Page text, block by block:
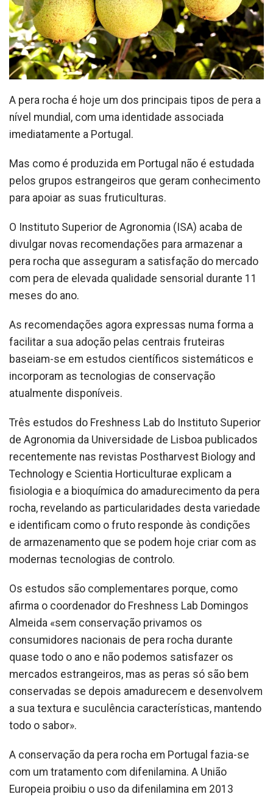
A pera rocha é hoje um dos principais tipos de pera a
nível mundial, com uma identidade associada
imediatamente a Portugal.
Mas como é produzida em Portugal não é estudada
pelos grupos estrangeiros que geram conhecimento
para apoiar as suas fruticulturas.
O Instituto Superior de Agronomia (ISA) acaba de
divulgar novas recomendações para armazenar a
pera rocha que asseguram a satisfação do mercado
com pera de elevada qualidade sensorial durante 11
meses do ano.
As recomendações agora expressas numa forma a
facilitar a sua adoção pelas centrais fruteiras
baseiam-se em estudos científicos sistemáticos e
incorporam as tecnologias de conservação
atualmente disponíveis.
Três estudos do Freshness Lab do Instituto Superior
de Agronomia da Universidade de Lisboa publicados
recentemente nas revistas Postharvest Biology and
Technology e Scientia Horticulturae explicam a
fisiologia e a bioquímica do amadurecimento da pera
rocha, revelando as particularidades desta variedade
e identificam como o fruto responde às condições
de armazenamento que se podem hoje criar com as
modernas tecnologias de controlo.
Os estudos são complementares porque, como
afirma o coordenador do Freshness Lab Domingos
Almeida «sem conservação privamos os
consumidores nacionais de pera rocha durante
quase todo o ano e não podemos satisfazer os
mercados estrangeiros, mas as peras só são bem
conservadas se depois amadurecem e desenvolvem
a sua textura e suculência características, mantendo
todo o sabor».
A conservação da pera rocha em Portugal fazia-se
com um tratamento com difenilamina. A União
Europeia proibiu o uso da difenilamina em 2013